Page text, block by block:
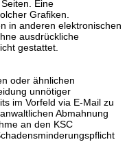
Eine
Grafiken.
in anderen elektronischen
ausdrückliche
gestattet.
oder ähnlichen
unnötiger
im Vorfeld via E-Mail zu
Abmahnung
an den KSC